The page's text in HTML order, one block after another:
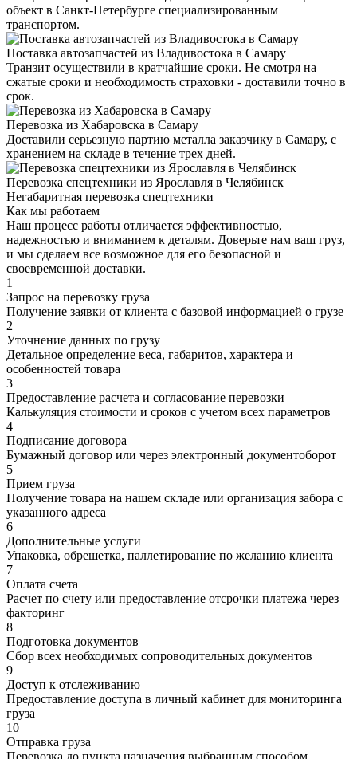
объект в Санкт-Петербурге специализированным
транспортом.
Поставка автозапчастей из Владивостока в Самару
Транзит осуществили в кратчайшие сроки. Не смотря на
сжатые сроки и необходимость страховки - доставили точно в
срок.
Перевозка из Хабаровска в Самару
Доставили серьезную партию металла заказчику в Самару, с
хранением на складе в течение трех дней.
Перевозка спецтехники из Ярославля в Челябинск
Негабаритная перевозка спецтехники
Как мы работаем
Наш процесс работы отличается эффективностью,
надежностью и вниманием к деталям. Доверьте нам ваш груз,
и мы сделаем все возможное для его безопасной и
своевременной доставки.
1
Запрос на перевозку груза
Получение заявки от клиента с базовой информацией о грузе
2
Уточнение данных по грузу
Детальное определение веса, габаритов, характера и
особенностей товара
3
Предоставление расчета и согласование перевозки
Калькуляция стоимости и сроков с учетом всех параметров
4
Подписание договора
Бумажный договор или через электронный документоборот
5
Прием груза
Получение товара на нашем складе или организация забора с
указанного адреса
6
Дополнительные услуги
Упаковка, обрешетка, паллетирование по желанию клиента
7
Оплата счета
Расчет по счету или предоставление отсрочки платежа через
факторинг
8
Подготовка документов
Сбор всех необходимых сопроводительных документов
9
Доступ к отслеживанию
Предоставление доступа в личный кабинет для мониторинга
груза
10
Отправка груза
Перевозка до пункта назначения выбранным способом